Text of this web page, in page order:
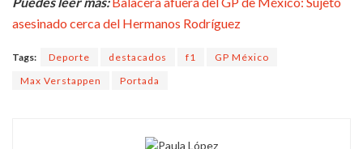
asesinado cerca del Hermanos Rodríguez
Tags: Deporte destacados f1
GP México
Max Verstappen
Portada